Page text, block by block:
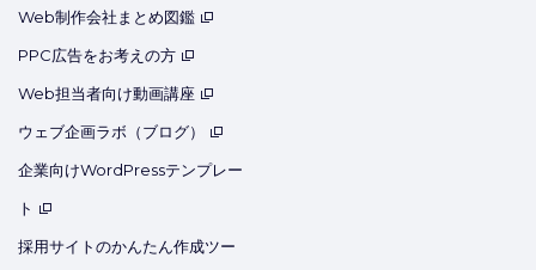
Web制作会社まとめ図鑑
PPC広告をお考えの方
Web担当者向け動画講座
ウェブ企画ラボ（ブログ）
企業向けWordPressテンプレー
ト
採用サイトのかんたん作成ツー